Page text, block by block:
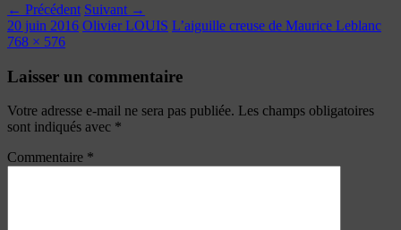
← Précédent Suivant →
20 juin 2016 Olivier LOUIS L’aiguille creuse de Maurice Leblanc
768 × 576
Laisser un commentaire
Votre adresse e-mail ne sera pas publiée. Les champs obligatoires
sont indiqués avec *
Commentaire *